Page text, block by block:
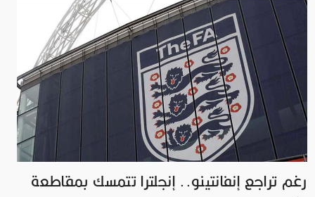
رغم تراجع إنفانتينو.. إنجلترا تتمسك بمقاطعة